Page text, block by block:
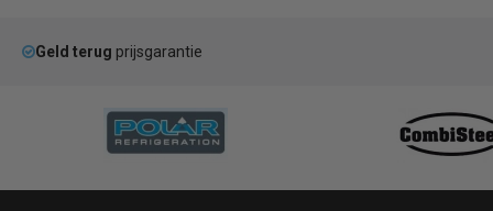
Geld terug prijsgarantie